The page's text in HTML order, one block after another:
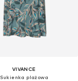
VIVANCE
Sukienka plażowa